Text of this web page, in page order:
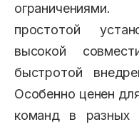
простотой
высокой
быстротой
Особенно ценен
команд в разных